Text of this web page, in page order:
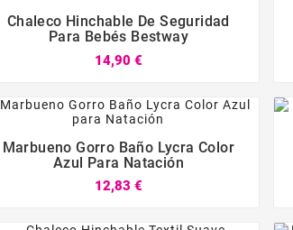
  
Chaleco Hinchable De Seguridad
Para Bebés Bestway
14,90 €
Marbueno Gorro Baño Lycra Color
Azul Para Natación
12,83 €